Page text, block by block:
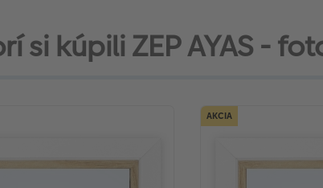
si kúpili ZEP AYAS -
AKCIA